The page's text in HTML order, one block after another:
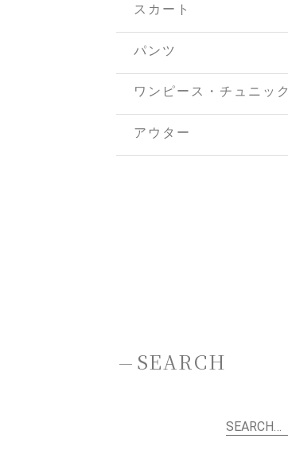
スカート
パンツ
ワンピース・チュニック
アウター